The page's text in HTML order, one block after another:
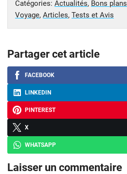
Catégories: Actualités, Bons plans
Voyage, Articles, Tests et Avis
Partager cet article
FACEBOOK
LINKEDIN
PINTEREST
X
WHATSAPP
Laisser un commentaire